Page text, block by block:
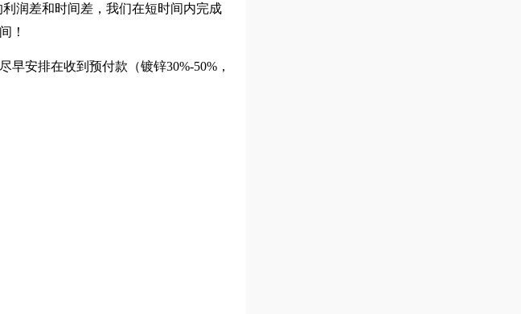
润差和时间差，我们在短时间内完成
！
安排在收到预付款（镀锌30%-50%，